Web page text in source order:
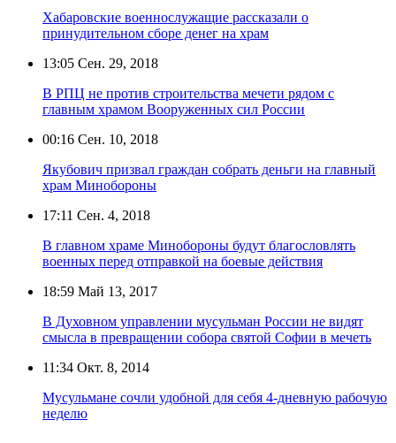
Хабаровские военнослужащие рассказали о
принудительном сборе денег на храм
13:05 Сен. 29, 2018
В РПЦ не против строительства мечети рядом с
главным храмом Вооруженных сил России
00:16 Сен. 10, 2018
Якубович призвал граждан собрать деньги на главный
храм Минобороны
17:11 Сен. 4, 2018
В главном храме Минобороны будут благословлять
военных перед отправкой на боевые действия
18:59 Май 13, 2017
В Духовном управлении мусульман России не видят
смысла в превращении собора святой Софии в мечеть
11:34 Окт. 8, 2014
Мусульмане сочли удобной для себя 4-дневную рабочую
неделю